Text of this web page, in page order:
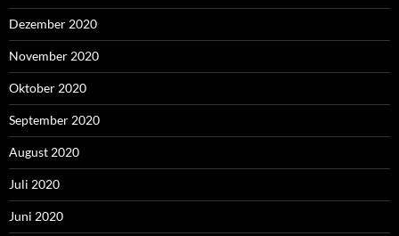
Dezember 2020
November 2020
Oktober 2020
September 2020
August 2020
Juli 2020
Juni 2020